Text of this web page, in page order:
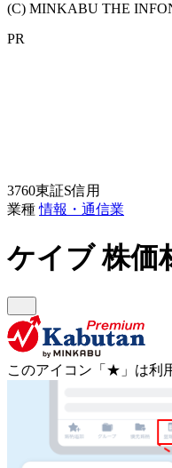
(C) MINKABU THE
PR
3760東証S信用
業種情報・通信業
ケイブ株価
このアイコン 「★」 は利